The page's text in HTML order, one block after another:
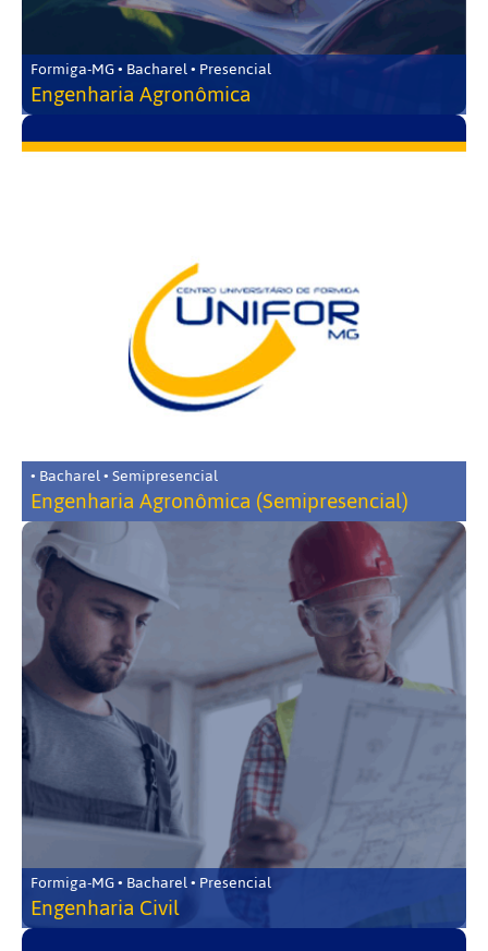
Formiga-MG • Bacharel • Presencial
Engenharia Agronômica
• Bacharel • Semipresencial
Engenharia Agronômica (Semipresencial)
Formiga-MG • Bacharel • Presencial
Engenharia Civil